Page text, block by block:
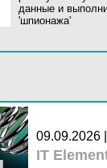
данные и
'шпионажа'
09.09.2026
IT